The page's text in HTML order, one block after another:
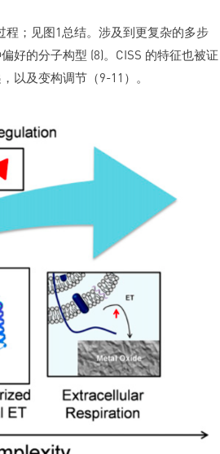
程；见图1总结。涉及到更复杂的多步
好的分子构型 (8)。CISS 的特征也被证
以及变构调节（9-11）。